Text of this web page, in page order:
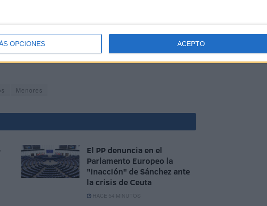
OPCIONES ACEPTO
ayuda urgente en los traslados. De seguir la
reaccionar administrativamente y con la celeridad
Menores
El PP denuncia en el
Parlamento Europeo la
"inacción" de Sánchez ante
la crisis de Ceuta
HACE 54 MINUTOS